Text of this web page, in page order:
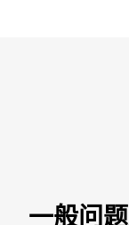
一般问题